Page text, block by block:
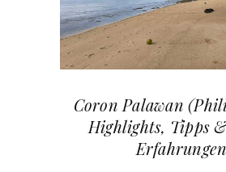
Coron Palawan
Highlights, Tipps
Erfahrungen